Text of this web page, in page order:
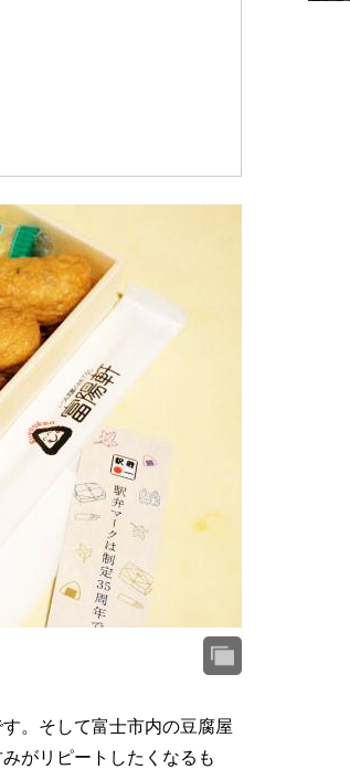
。そして富士市内の豆腐屋
がリピートしたくなるも